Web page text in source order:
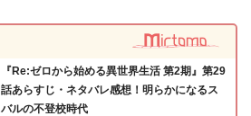
『Re:ゼロから始める異世界生活 第2期』第29
話あらすじ・ネタバレ感想！明らかになるス
バルの不登校時代